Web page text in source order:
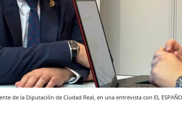
de la Diputación de Ciudad Real, en una entrevista con EL